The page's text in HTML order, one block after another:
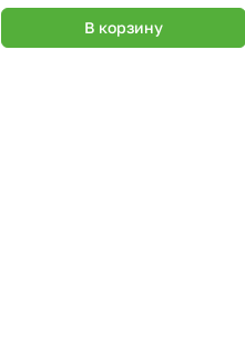
В корзину